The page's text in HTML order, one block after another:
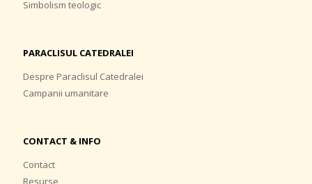
Simbolism teologic
PARACLISUL CATEDRALEI
Despre Paraclisul Catedralei
Campanii umanitare
CONTACT & INFO
Contact
Resurse